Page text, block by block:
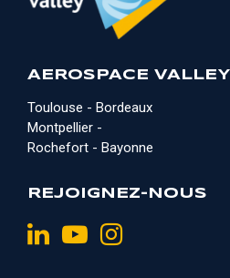
AEROSPACE VALLEY
Toulouse - Bordeaux
Montpellier -
Rochefort - Bayonne
REJOIGNEZ-NOUS